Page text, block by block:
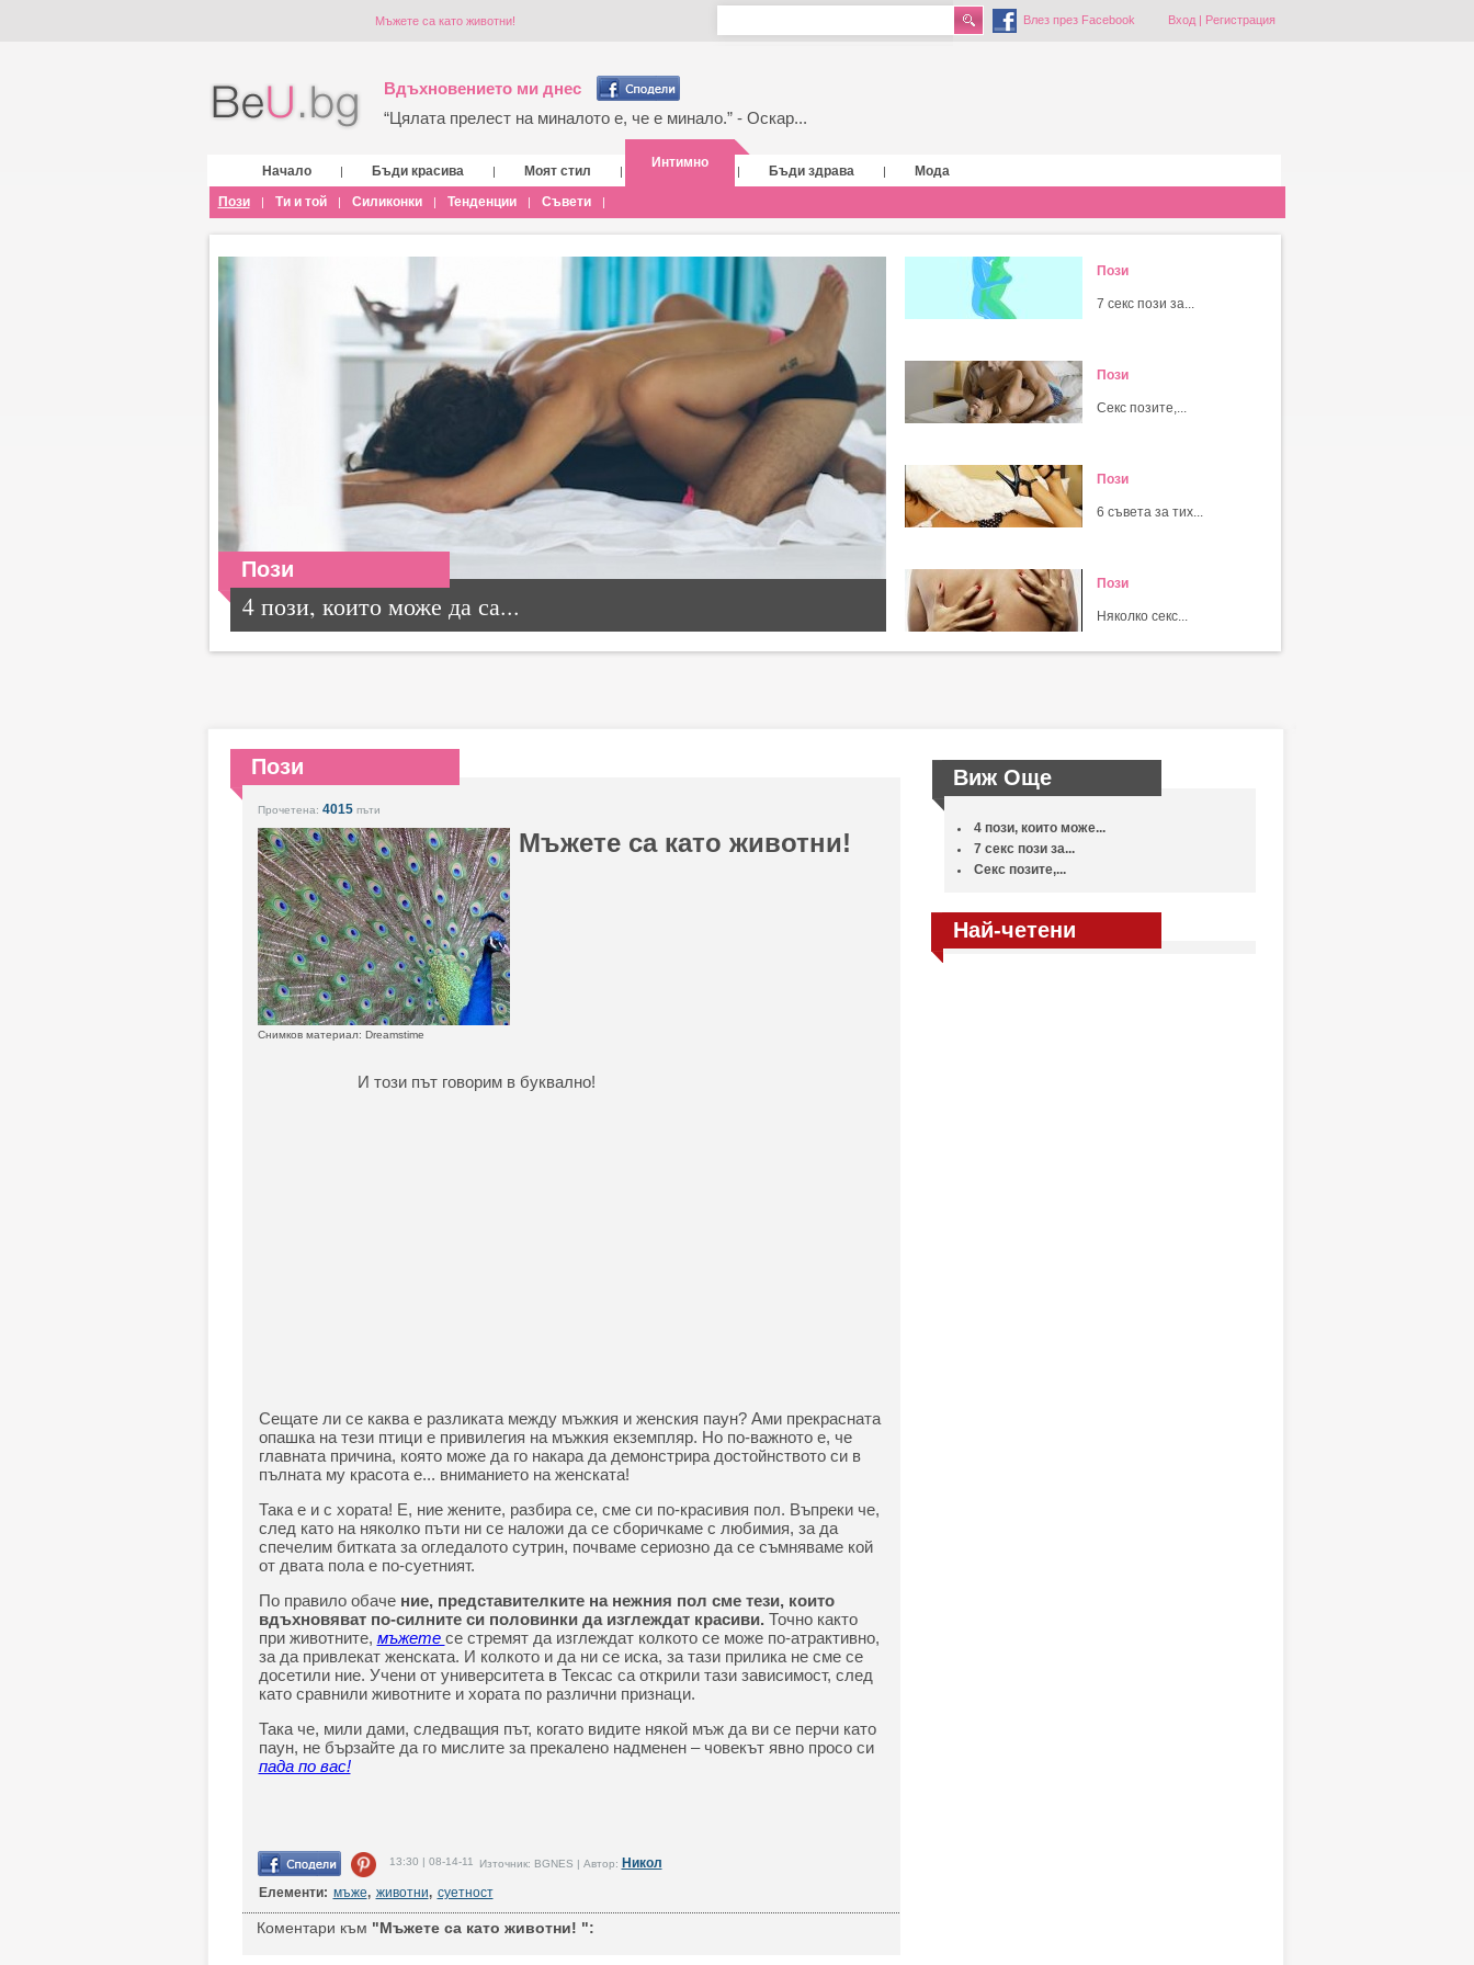
Мъжете са като животни! Влез през Facebook Вход| Регистрация
Вдъхновението ми днес
“Цялата прелест на миналото е, че е минало.” - Оскар...
Начало | Бъди красива | Моят стил |
Интимно
| Бъди здрава |
Мода
Пози
| Ти и той | Силиконки | Тенденции | Съвети |
Пози
4 пози, които може да са...
Пози
7 секс пози за...
Пози
Секс позите,...
Пози
6 съвета за тих...
Пози
Няколко секс...
Пози
Прочетена: 4015пъти
Мъжете са като животни!
Снимков материал: Dreamstime
И този път говорим в буквално!
Сещате ли се каква е разликата между мъжкия и женския паун? Ами прекрасната
опашка на тези птици е привилегия на мъжкия екземпляр. Но по-важното е, че
главната причина, която може да го накара да демонстрира достойнството си в
пълната му красота е... вниманието на женската!
Така е и с хората! Е, ние жените, разбира се, сме си по-красивия пол. Въпреки че,
след като на няколко пъти ни се наложи да се сборичкаме с любимия, за да
спечелим битката за огледалото сутрин, почваме сериозно да се съмняваме кой
от двата пола е по-суетният.
По правило обачение, представителките на нежния пол сме тези, които
вдъхновяват по-силните си половинки да изглеждат красиви.Точно както
при животните, мъжете се стремят да изглеждат колкото се може по-атрактивно,
за да привлекат женската. И колкото и да ни се иска, за тази прилика не сме се
досетили ние. Учени от университета в Тексас са открили тази зависимост, след
като сравнили животните и хората по различни признаци.
Така че, мили дами, следващия път, когато видите някой мъж да ви се перчи като
паун, не бързайте да го мислите за прекалено надменен – човекът явно просо си
пада по вас!
13:30 | 08-14-11 Източник: BGNES | Автор: Никол
Елементи: мъже, животни, суетност
Коментари към "Мъжете са като животни! ":
Виж Още
4 пози, които може...
7 секс пози за...
Секс позите,...
Най-четени